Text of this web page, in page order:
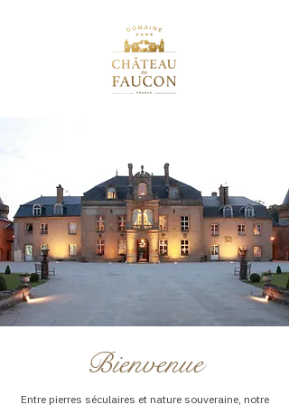
Bienvenue
Entre pierres séculaires et nature souveraine, notre